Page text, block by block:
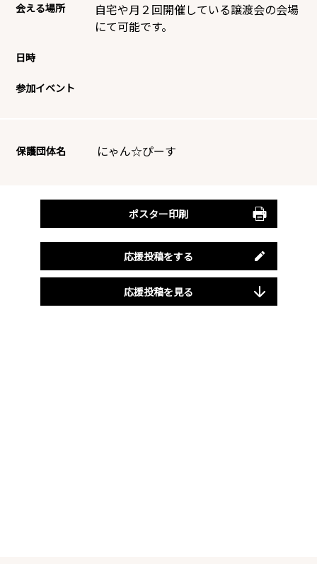
会える場所
自宅や月２回開催している譲渡会の会場
にて可能です。
日時
参加イベント
保護団体名 にゃん☆ぴーす
ポスター印刷
応援投稿をする
応援投稿を見る